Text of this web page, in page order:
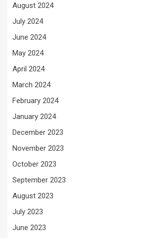
August 2024
July 2024
June 2024
May 2024
April 2024
March 2024
February 2024
January 2024
December 2023
November 2023
October 2023
September 2023
August 2023
July 2023
June 2023